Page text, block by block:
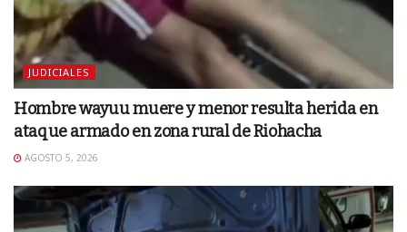
JUDICIALES
Hombre wayuu muere y menor resulta herida en
ataque armado en zona rural de Riohacha
AGOSTO 5, 2026